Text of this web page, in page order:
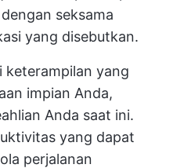
seksama
yang disebutkan.
keterampilan yang
impian Anda,
Anda saat ini.
yang dapat
perjalanan